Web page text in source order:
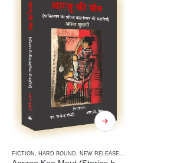
FICTION HARD BOUND NEW RELEASES